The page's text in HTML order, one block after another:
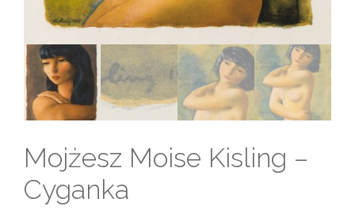
Mojżesz Moise Kisling –
Cyganka